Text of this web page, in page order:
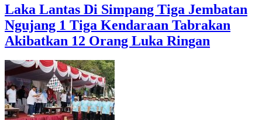
Laka Lantas Di Simpang Tiga Jembatan
Ngujang 1 Tiga Kendaraan Tabrakan
Akibatkan 12 Orang Luka Ringan